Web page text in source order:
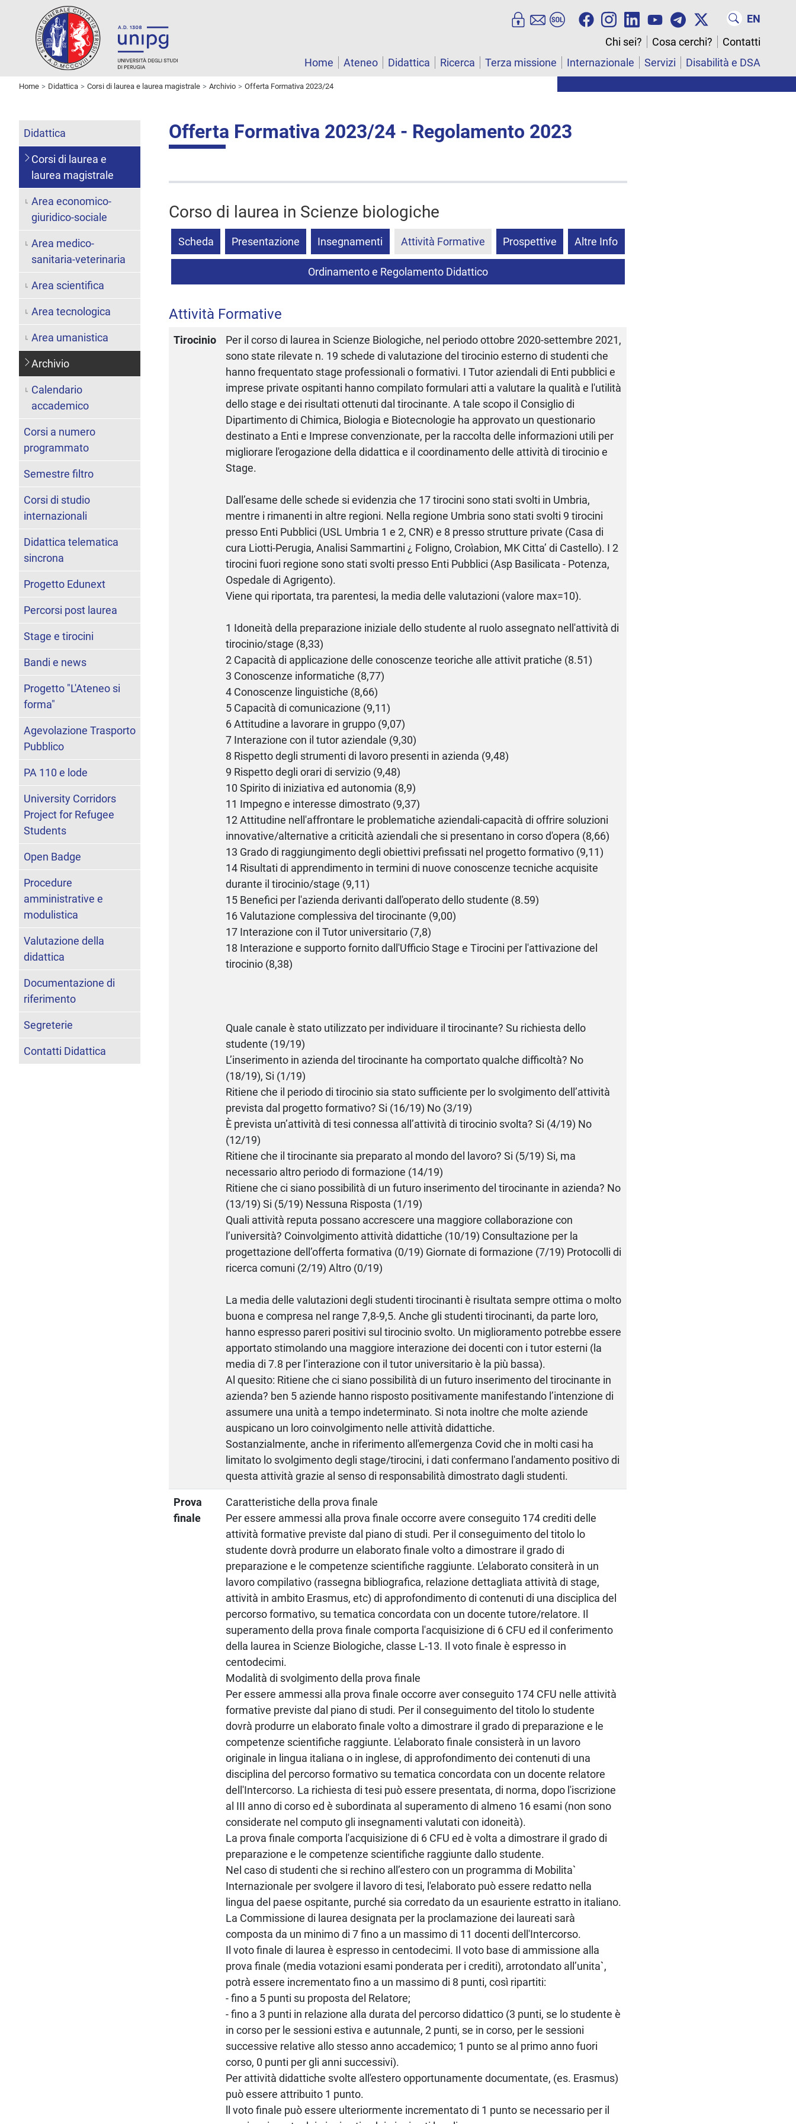
EN
Chi sei?
Cosa cerchi?
Contatti
Home
Ateneo Didattica Ricerca Terza missione Internazionale Servizi Disabilità e DSA
Home Didattica Corsi di laurea e laurea magistrale Archivio Offerta Formativa 2023/24
Offerta Formativa 2023/24 - Regolamento 2023
Corso di laurea in Scienze biologiche
Scheda Presentazione Insegnamenti Attività Formative Prospettive Altre Info
Ordinamento e Regolamento Didattico
Attività Formative
Tirocinio
Per il corso di laurea in Scienze Biologiche, nel periodo ottobre 2020-settembre 2021,
sono state rilevate n. 19 schede di valutazione del tirocinio esterno di studenti che
hanno frequentato stage professionali o formativi. I Tutor aziendali di Enti pubblici e
imprese private ospitanti hanno compilato formulari atti a valutare la qualità e l'utilità
dello stage e dei risultati ottenuti dal tirocinante. A tale scopo il Consiglio di
Dipartimento di Chimica, Biologia e Biotecnologie ha approvato un questionario
destinato a Enti e Imprese convenzionate, per la raccolta delle informazioni utili per
migliorare l'erogazione della didattica e il coordinamento delle attività di tirocinio e
Stage.
Dall’esame delle schede si evidenzia che 17 tirocini sono stati svolti in Umbria,
mentre i rimanenti in altre regioni. Nella regione Umbria sono stati svolti 9 tirocini
presso Enti Pubblici (USL Umbria 1 e 2, CNR) e 8 presso strutture private (Casa di
cura Liotti-Perugia, Analisi Sammartini ¿ Foligno, Croìabion, MK Citta’ di Castello). I 2
tirocini fuori regione sono stati svolti presso Enti Pubblici (Asp Basilicata - Potenza,
Ospedale di Agrigento).
Viene qui riportata, tra parentesi, la media delle valutazioni (valore max=10).
1 Idoneità della preparazione iniziale dello studente al ruolo assegnato nell'attività di
tirocinio/stage (8,33)
2 Capacità di applicazione delle conoscenze teoriche alle attivit pratiche (8.51)
3 Conoscenze informatiche (8,77)
4 Conoscenze linguistiche (8,66)
5 Capacità di comunicazione (9,11)
6 Attitudine a lavorare in gruppo (9,07)
7 Interazione con il tutor aziendale (9,30)
8 Rispetto degli strumenti di lavoro presenti in azienda (9,48)
9 Rispetto degli orari di servizio (9,48)
10 Spirito di iniziativa ed autonomia (8,9)
11 Impegno e interesse dimostrato (9,37)
12 Attitudine nell'affrontare le problematiche aziendali-capacità di offrire soluzioni
innovative/alternative a criticità aziendali che si presentano in corso d'opera (8,66)
13 Grado di raggiungimento degli obiettivi prefissati nel progetto formativo (9,11)
14 Risultati di apprendimento in termini di nuove conoscenze tecniche acquisite
durante il tirocinio/stage (9,11)
15 Benefici per l'azienda derivanti dall'operato dello studente (8.59)
16 Valutazione complessiva del tirocinante (9,00)
17 Interazione con il Tutor universitario (7,8)
18 Interazione e supporto fornito dall'Ufficio Stage e Tirocini per l'attivazione del
tirocinio (8,38)
Quale canale è stato utilizzato per individuare il tirocinante? Su richiesta dello
studente (19/19)
L’inserimento in azienda del tirocinante ha comportato qualche difficoltà? No
(18/19), Si (1/19)
Ritiene che il periodo di tirocinio sia stato sufficiente per lo svolgimento dell’attività
prevista dal progetto formativo? Si (16/19) No (3/19)
È prevista un’attività di tesi connessa all’attività di tirocinio svolta? Si (4/19) No
(12/19)
Ritiene che il tirocinante sia preparato al mondo del lavoro? Si (5/19) Si, ma
necessario altro periodo di formazione (14/19)
Ritiene che ci siano possibilità di un futuro inserimento del tirocinante in azienda? No
(13/19) Si (5/19) Nessuna Risposta (1/19)
Quali attività reputa possano accrescere una maggiore collaborazione con
l’università? Coinvolgimento attività didattiche (10/19) Consultazione per la
progettazione dell’offerta formativa (0/19) Giornate di formazione (7/19) Protocolli di
ricerca comuni (2/19) Altro (0/19)
La media delle valutazioni degli studenti tirocinanti è risultata sempre ottima o molto
buona e compresa nel range 7,8-9,5. Anche gli studenti tirocinanti, da parte loro,
hanno espresso pareri positivi sul tirocinio svolto. Un miglioramento potrebbe essere
apportato stimolando una maggiore interazione dei docenti con i tutor esterni (la
media di 7.8 per l’interazione con il tutor universitario è la più bassa).
Al quesito: Ritiene che ci siano possibilità di un futuro inserimento del tirocinante in
azienda? ben 5 aziende hanno risposto positivamente manifestando l’intenzione di
assumere una unità a tempo indeterminato. Si nota inoltre che molte aziende
auspicano un loro coinvolgimento nelle attività didattiche.
Sostanzialmente, anche in riferimento all'emergenza Covid che in molti casi ha
limitato lo svolgimento degli stage/tirocini, i dati confermano l'andamento positivo di
questa attività grazie al senso di responsabilità dimostrato dagli studenti.
Prova
finale
Caratteristiche della prova finale
Per essere ammessi alla prova finale occorre avere conseguito 174 crediti delle
attività formative previste dal piano di studi. Per il conseguimento del titolo lo
studente dovrà produrre un elaborato finale volto a dimostrare il grado di
preparazione e le competenze scientifiche raggiunte. L'elaborato consiterà in un
lavoro compilativo (rassegna bibliografica, relazione dettagliata attività di stage,
attività in ambito Erasmus, etc) di approfondimento di contenuti di una disciplica del
percorso formativo, su tematica concordata con un docente tutore/relatore. Il
superamento della prova finale comporta l'acquisizione di 6 CFU ed il conferimento
della laurea in Scienze Biologiche, classe L-13. Il voto finale è espresso in
centodecimi.
Modalità di svolgimento della prova finale
Per essere ammessi alla prova finale occorre aver conseguito 174 CFU nelle attività
formative previste dal piano di studi. Per il conseguimento del titolo lo studente
dovrà produrre un elaborato finale volto a dimostrare il grado di preparazione e le
competenze scientifiche raggiunte. L'elaborato finale consisterà in un lavoro
originale in lingua italiana o in inglese, di approfondimento dei contenuti di una
disciplina del percorso formativo su tematica concordata con un docente relatore
dell'Intercorso. La richiesta di tesi può essere presentata, di norma, dopo l'iscrizione
al III anno di corso ed è subordinata al superamento di almeno 16 esami (non sono
considerate nel computo gli insegnamenti valutati con idoneità).
La prova finale comporta l'acquisizione di 6 CFU ed è volta a dimostrare il grado di
preparazione e le competenze scientifiche raggiunte dallo studente.
Nel caso di studenti che si rechino all’estero con un programma di Mobilita`
Internazionale per svolgere il lavoro di tesi, l'elaborato può essere redatto nella
lingua del paese ospitante, purché sia corredato da un esauriente estratto in italiano.
La Commissione di laurea designata per la proclamazione dei laureati sarà
composta da un minimo di 7 fino a un massimo di 11 docenti dell'Intercorso.
Il voto finale di laurea è espresso in centodecimi. Il voto base di ammissione alla
prova finale (media votazioni esami ponderata per i crediti), arrotondato all’unita`,
potrà essere incrementato fino a un massimo di 8 punti, così ripartiti:
- fino a 5 punti su proposta del Relatore;
- fino a 3 punti in relazione alla durata del percorso didattico (3 punti, se lo studente è
in corso per le sessioni estiva e autunnale, 2 punti, se in corso, per le sessioni
successive relative allo stesso anno accademico; 1 punto se al primo anno fuori
corso, 0 punti per gli anni successivi).
Per attività didattiche svolte all'estero opportunamente documentate, (es. Erasmus)
può essere attribuito 1 punto.
ll voto finale può essere ulteriormente incrementato di 1 punto se necessario per il
Didattica
Corsi di laurea e
laurea magistrale
Area economico-
giuridico-sociale
Area medico-
sanitaria-veterinaria
Area scientifica
Area tecnologica
Area umanistica
Archivio
Calendario
accademico
Corsi a numero
programmato
Semestre filtro
Corsi di studio
internazionali
Didattica telematica
sincrona
Progetto Edunext
Percorsi post laurea
Stage e tirocini
Bandi e news
Progetto "L'Ateneo si
forma"
Agevolazione Trasporto
Pubblico
PA 110 e lode
University Corridors
Project for Refugee
Students
Open Badge
Procedure
amministrative e
modulistica
Valutazione della
didattica
Documentazione di
riferimento
Segreterie
Contatti Didattica